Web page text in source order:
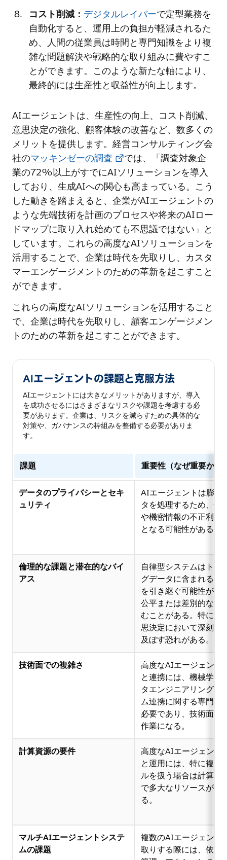
コスト削減： デジタルレイバーで定型業務を
自動化すると、運用上の負担が軽減されるた
め、人間の従業員は時間と専門知識をより複
雑な問題解決や戦略的な取り組みに費やすこ
とができます。このような新たな軸により、
最終的には生産性と収益性が向上します。
AIエージェントは、生産性の向上、コスト削減、
意思決定の強化、顧客体験の改善など、数多くの
メリットを提供します。経営コンサルティング会
社のマッキンゼーの調査
では、「調査対象企
業の72%以上がすでにAIソリューションを導入
しており、生成AIへの関心も高まっている。こう
した動きを踏まえると、企業がAIエージェントの
ような先端技術を計画のプロセスや将来のAIロー
ドマップに取り入れ始めても不思議ではない」と
しています。これらの高度なAIソリューションを
活用することで、企業は時代を先取りし、カスタ
マーエンゲージメントのための革新を起こすこと
ができます。
これらの高度なAIソリューションを活用すること
で、企業は時代を先取りし、顧客エンゲージメン
トのための革新を起こすことができます。
AIエージェントの課題と克服方法
AIエージェントには大きなメリットがありますが、導入
を成功させるにはさまざまなリスクや課題を考慮する必
要があります。企業は、リスクを減らすための具体的な
対策や、ガバナンスの枠組みを整備する必要がありま
す。
課題 重要性（なぜ重要か）
データのプライバシーとセキ
ュリティ
AIエージェントは膨大
タを処理するため、情
や機密情報の不正利用
となる可能性がある。
倫理的な課題と潜在的なバイ
アス
自律型システムはトレ
グデータに含まれるバ
を引き継ぐ可能性があ
公平または差別的な結
むことがある。特に重
思決定において深刻な
及ぼす恐れがある。
技術面での複雑さ
高度なAIエージェント
と連携には、機械学習
タエンジニアリング、
ム連携に関する専門的
必要であり、技術面で
作業になる。
計算資源の要件
高度なAIエージェント
と運用には、特に複雑
ルを扱う場合は計算能
で多大なリソースが必
る。
マルチAIエージェントシステ
ムの課題
複数のAIエージェント
取りする際には、依存